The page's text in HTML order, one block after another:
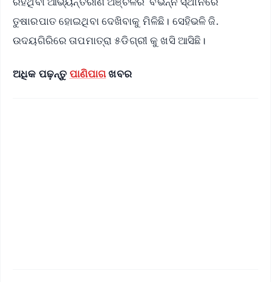
ତୁଷାରପାତ ହୋଇଥିବା ଦେଖିବାକୁ ମିଳିଛି। ସେହିଭଳି ଜି.
ଉଦୟଗିରିରେ ତାପମାତ୍ରା ୫ଡିଗ୍ରୀ କୁ ଖସି ଆସିଛି।
ଅଧିକ ପଢ଼ନ୍ତୁ ପାଣିପାଗଖବର